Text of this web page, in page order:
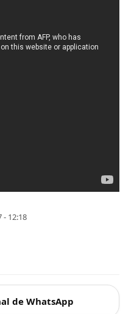
- 12:18
de WhatsApp